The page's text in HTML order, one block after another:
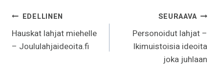
Artikkelien
selaus
EDELLINEN
Hauskat lahjat miehelle
– Joululahjaideoita.fi
SEURAAVA
Personoidut lahjat –
Ikimuistoisia ideoita
joka juhlaan